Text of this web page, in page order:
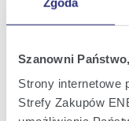
Szanowni Państwo,
Strony internetowe
Strefy Zakupów
lis
2012
22:29
porządku
grudnia